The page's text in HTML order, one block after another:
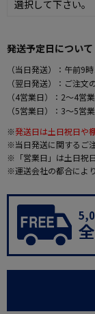
発送予定日について
（当日発送）：午前9
（翌日発送）：ご注文
（4営業日）：2～4営
（5営業日）：3～5営
※発送日は土日祝日や
※当日発送に関するご
※「営業日」は土日祝
※運送会社の都合によ